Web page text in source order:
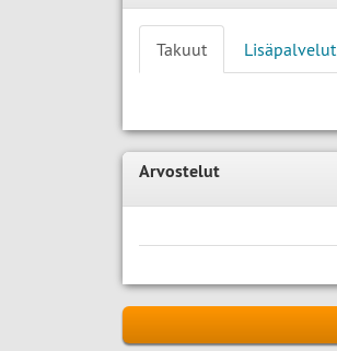
Takuut Lisäpalvelut
Arvostelut